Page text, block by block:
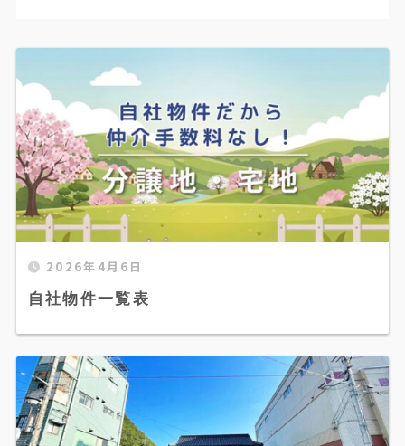
2026年4月6日
自社物件一覧表